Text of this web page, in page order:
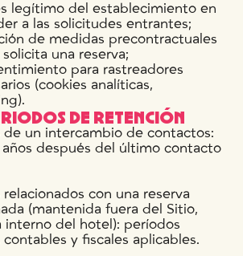
legítimo del establecimiento en
a las solicitudes entrantes;
de medidas precontractuales
una reserva;
para rastreadores
(cookies analíticas,
DE RETENCIÓN
de un intercambio de contactos:
años después del último contacto
con una reserva
(mantenida fuera del Sitio,
interno del hotel): períodos
contables y fiscales aplicables.